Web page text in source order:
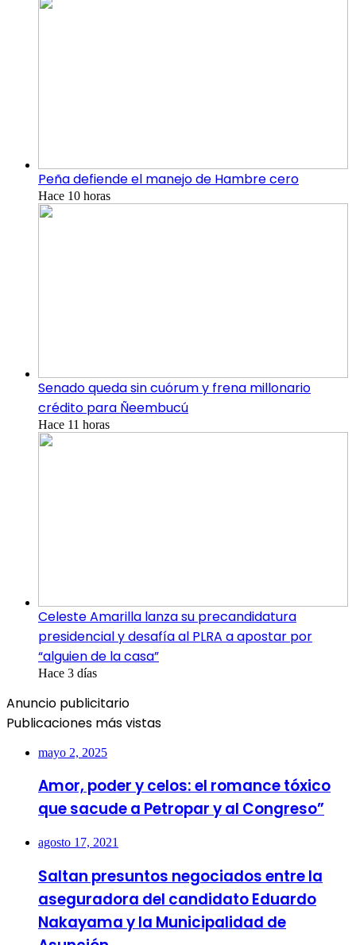
Peña defiende el manejo de Hambre cero
Hace 10 horas
Senado queda sin cuórum y frena millonario
crédito para Ñeembucú
Hace 11 horas
Celeste Amarilla lanza su precandidatura
presidencial y desafía al PLRA a apostar por
“alguien de la casa”
Hace 3 días
Anuncio publicitario
Publicaciones más vistas
mayo 2, 2025
Amor, poder y celos: el romance tóxico
que sacude a Petropar y al Congreso”
agosto 17, 2021
Saltan presuntos negociados entre la
aseguradora del candidato Eduardo
Nakayama y la Municipalidad de